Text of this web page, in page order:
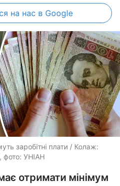
на нас в Google
заробітні плати / Колаж:
фото: УНІАН
отримати мінімум